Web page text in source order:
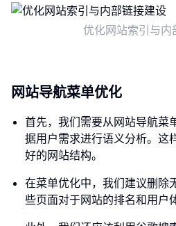
优化网站索引与内
网站导航菜单优化
首先，我们需要从网站导航菜
据用户需求进行语义分析。这
好的网站结构。
在菜单优化中，我们建议删除
些页面对于网站的排名和用户